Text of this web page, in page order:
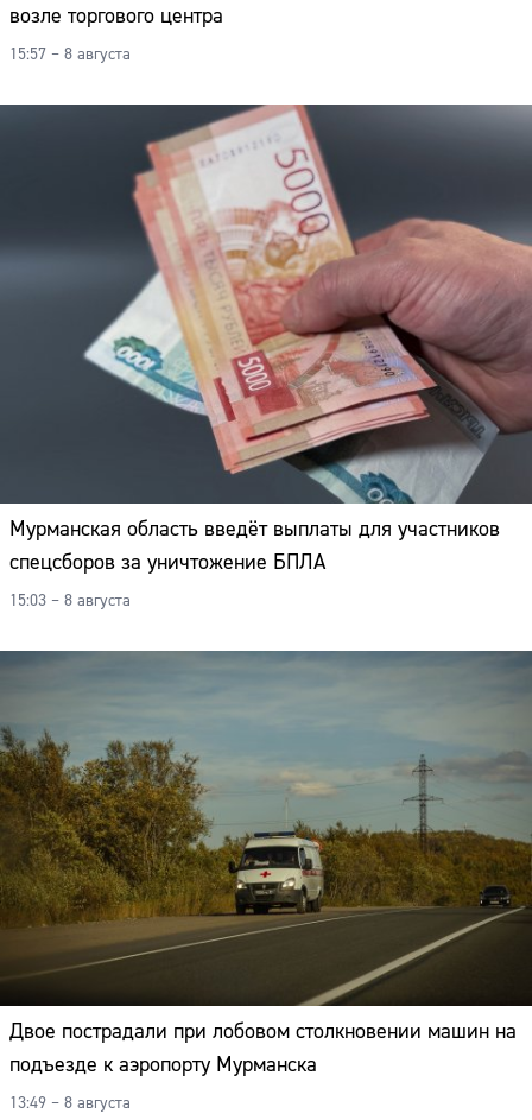
возле торгового центра
15:57 – 8 августа
Мурманская область введёт выплаты для участников
спецсборов за уничтожение БПЛА
15:03 – 8 августа
Двое пострадали при лобовом столкновении машин на
подъезде к аэропорту Мурманска
13:49 – 8 августа